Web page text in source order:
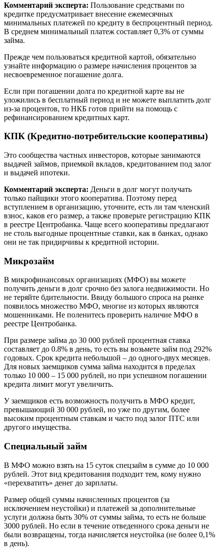
Комментарий эксперта: Пользование средствами по
кредитке предусматривает внесение ежемесячных
минимальных платежей по кредиту в беспроцентный период.
В среднем минимальный платеж составляет 0,3% от суммы
займа.
Прежде чем пользоваться кредитной картой, обязательно
узнайте информацию о размере начисления процентов за
несвоевременное погашение долга.
Если при погашении долга по кредитной карте вы не
уложились в бесплатный период и не можете выплатить долг
из-за процентов, то НКБ готов прийти на помощь с
рефинансированием кредитных карт.
КПК (Кредитно-потребительские кооперативы)
Это сообщества частных инвесторов, которые занимаются
выдачей займов, приемкой вкладов, кредитованием под залог
и выдачей ипотеки.
Комментарий эксперта: Деньги в долг могут получать
только пайщики этого кооператива. Поэтому перед
вступлением в организацию, уточните, есть ли там членский
взнос, каков его размер, а также проверьте регистрацию КПК
в реестре Центробанка. Чаще всего кооперативы предлагают
не столь выгодные процентные ставки, как в банках, однако
они не так придирчивы к кредитной истории.
Микрозайм
В микрофинансовых организациях (МФО) вы можете
получить деньги в долг срочно без залога недвижимости. Но
не теряйте бдительности. Ввиду большого спроса на рынке
появилось множество МФО, многие из которых являются
мошенниками. Не поленитесь проверить наличие МФО в
реестре Центробанка.
При размере займа до 30 000 рублей процентная ставка
составляет до 0.8% в день, то есть вы возьмете займ под 292%
годовых. Срок кредита небольшой – до одного-двух месяцев.
Для новых заемщиков сумма займа находится в пределах
только 10 000 – 15 000 рублей, но при успешном погашении
кредита лимит могут увеличить.
У заемщиков есть возможность получить в МФО кредит,
превышающий 30 000 рублей, но уже по другим, более
высоким процентным ставкам и часто под залог ПТС или
другого имущества.
Специальный займ
В МФО можно взять на 15 суток спецзайм в сумме до 10 000
рублей. Этот вид кредитования подходит тем, кому нужно
«перехватить» денег до зарплаты.
Размер общей суммы начисленных процентов (за
исключением неустойки) и платежей за дополнительные
услуги должна быть 30% от суммы займа, то есть не больше
3000 рублей. Но если в течение отведенного срока деньги не
были возвращены, тогда начисляется неустойка (не более 0,1%
в день).